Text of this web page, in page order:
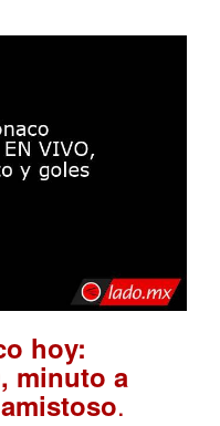
hoy:
minuto a
.